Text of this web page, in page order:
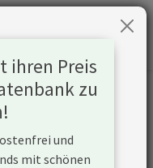
ihren Preis
zu
und
mit schönen